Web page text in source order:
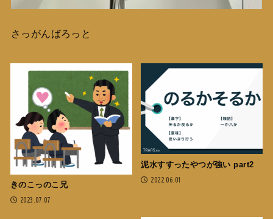
さっがんばろっと
きのこっのこ兄
2023.07.07
泥水すすったやつが強い part2
2022.06.01